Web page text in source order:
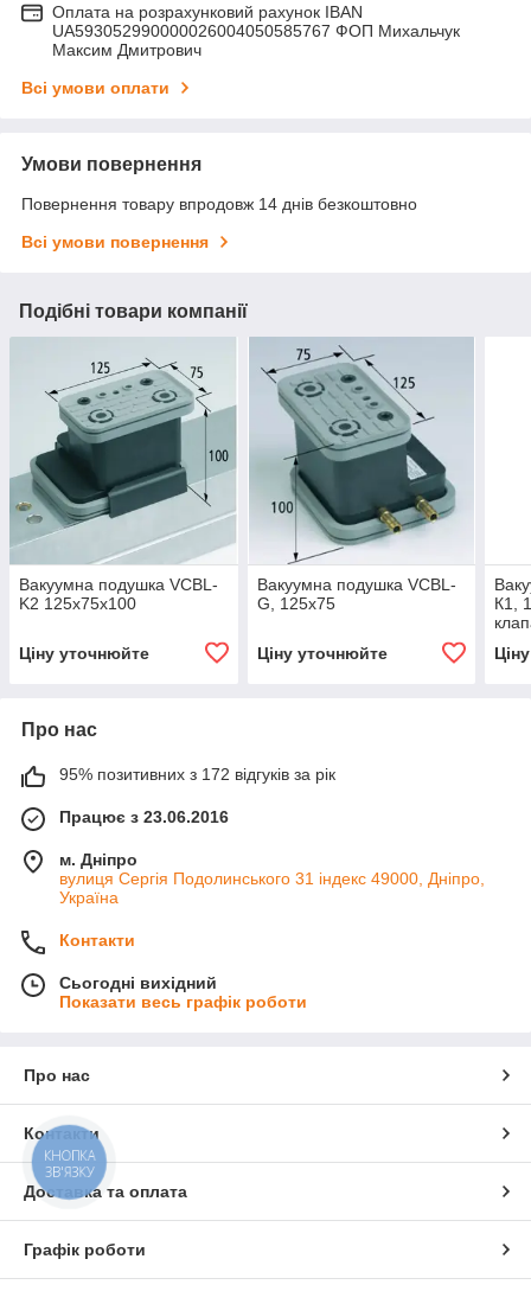
Оплата на розрахунковий рахунок IBAN
UA593052990000026004050585767 ФОП Михальчук
Максим Дмитрович
Всі умови оплати
Умови повернення
Повернення товару впродовж 14 днів безкоштовно
Всі умови повернення
Подібні товари компанії
Вакуумна подушка VCBL-
K2 125x75x100
Ціну уточнюйте
Вакуумна подушка VCBL-
G, 125x75
Ціну уточнюйте
К1,
Про нас
95% позитивних з 172 відгуків за рік
Працює з 23.06.2016
м. Дніпро
вулиця Сергія Подолинського 31 індекс 49000, Дніпро,
Україна
Контакти
Сьогодні вихідний
Показати весь графік роботи
Про нас
Контакти
Доставка та оплата
Графік роботи
КНОПКА
ЗВ'ЯЗКУ